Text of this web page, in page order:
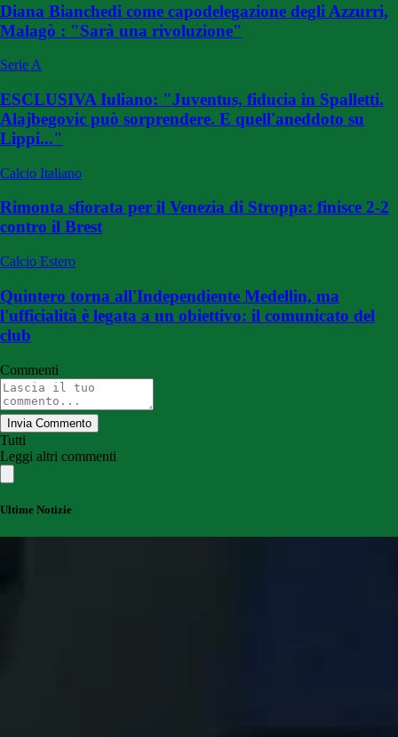
Diana Bianchedi come capodelegazione degli Azzurri,
Malagò : "Sarà una rivoluzione"
Serie A
ESCLUSIVA Iuliano: "Juventus, fiducia in Spalletti.
Alajbegovic può sorprendere. E quell'aneddoto su
Lippi..."
Calcio Italiano
Rimonta sfiorata per il Venezia di Stroppa: finisce 2-2
contro il Brest
Calcio Estero
Quintero torna all'Independiente Medellin, ma
l'ufficialità è legata a un obiettivo: il comunicato del
club
Commenti
Invia Commento
Tutti
Leggi altri commenti
Ultime Notizie